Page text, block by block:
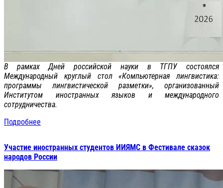
В рамках Дней российской науки в ТГПУ состоялся
Международный круглый стол «Компьютерная лингвистика:
программы лингвистической разметки», организованный
Институтом иностранных языков и международного
сотрудничества.
Подробнее
Участие иностранных студентов ИИЯМС в Фестивале сказок
народов России